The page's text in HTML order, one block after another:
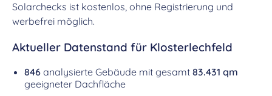
Solarchecks ist kostenlos, ohne Registrierung und
werbefrei möglich.
Aktueller Datenstand für Klosterlechfeld
846 analysierte Gebäude mit gesamt 83.431 qm
geeigneter Dachfläche